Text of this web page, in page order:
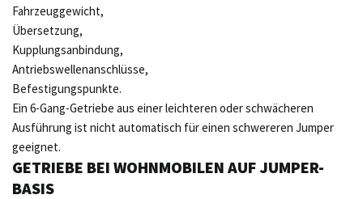
Fahrzeuggewicht,
Übersetzung,
Kupplungsanbindung,
Antriebswellenanschlüsse,
Befestigungspunkte.
Ein 6-Gang-Getriebe aus einer leichteren oder schwächeren
Ausführung ist nicht automatisch für einen schwereren Jumper
geeignet.
GETRIEBE BEI WOHNMOBILEN AUF JUMPER-
BASIS